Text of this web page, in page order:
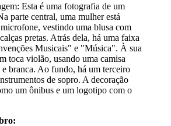
Esta é uma fotografia de um
parte central, uma mulher está
vestindo uma blusa com
pretas. Atrás dela, há uma faixa
Musicais" e "Música". À sua
toca violão, usando uma camisa
branca. Ao fundo, há um terceiro
de sopro. A decoração
um ônibus e um logotipo com o